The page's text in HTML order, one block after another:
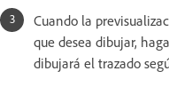
Cuando la
que desea dibujar,
dibujará el trazado